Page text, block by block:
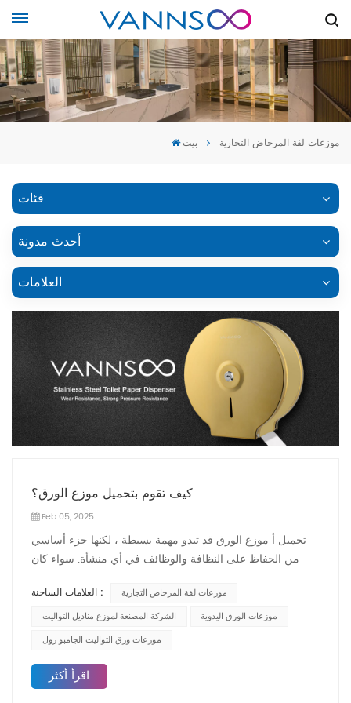
بيت موزعات لفة المرحاض التجارية
فئات
أحدث مدونة
العلامات
كيف تقوم بتحميل موزع الورق؟
Feb 05, 2025
تحميل أ موزع الورق قد تبدو مهمة بسيطة ، لكنها جزء أساسي
من الحفاظ على النظافة والوظائف في أي منشأة. سواء كان
، فإن الحصول على عملية التحميل بشكل صحيح يضمن سهولة
الوصول إلى المنتجات الورقية النظيفة وأن الموزع يبقى في حالة
عمل جيدة. سنقوم هنا بالسير في الخطوات لتحميل موزع منشفة
الشائعة.1. فهم الأنواع المختلفة من موزعات الورق قبل الغوص
في عملية التحميل ، من المهم معرفة أن موزعات الورق تأتي
العلامات الساخنة :
موزعات لفة المرحاض التجارية
الشركة المصنعة لموزع مناديل التواليت
موزعات الورق اليدوية
موزعات ورق التواليت الجامبو رول
اقرأ أكثر